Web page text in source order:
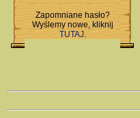
Zapomniane hasło?
Wyślemy nowe, kliknij
TUTAJ.